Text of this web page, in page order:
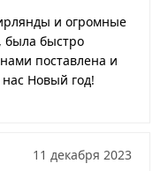
и огромные
была быстро
поставлена и
Новый год!
11 декабря 2023